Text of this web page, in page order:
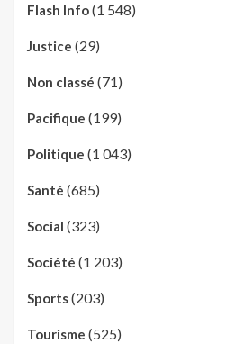
Flash Info(1 548)
Justice (29)
Non classé (71)
Pacifique (199)
Politique (1 043)
Santé (685)
Social (323)
Société (1 203)
Sports(203)
Tourisme (525)